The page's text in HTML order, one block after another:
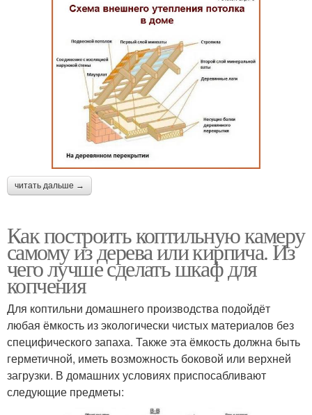
читать дальше →
Как построить коптильную камеру
самому из дерева или кирпича. Из
чего лучше сделать шкаф для
копчения
Для коптильни домашнего производства подойдёт
любая ёмкость из экологически чистых материалов без
специфического запаха. Также эта ёмкость должна быть
герметичной, иметь возможность боковой или верхней
загрузки. В домашних условиях приспосабливают
следующие предметы: